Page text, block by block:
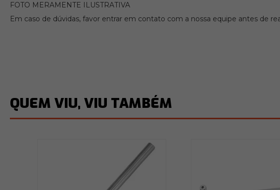
FOTO MERAMENTE ILUSTRATIVA
Em caso de dúvidas, favor entrar em contato com a nossa equipe antes de
QUEM VIU, VIU TAMBÉM